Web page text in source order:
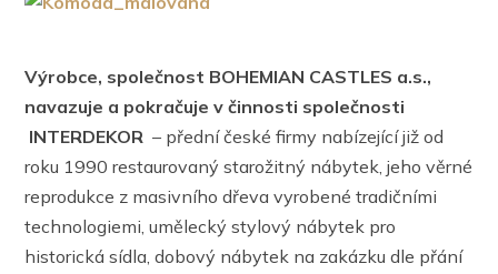
Výrobce, společnost BOHEMIAN CASTLES a.s.,
navazuje a pokračuje v činnosti společnosti
INTERDEKOR – přední české firmy nabízející již od
roku 1990 restaurovaný starožitný nábytek, jeho věrné
reprodukce z masivního dřeva vyrobené tradičními
technologiemi, umělecký stylový nábytek pro
historická sídla, dobový nábytek na zakázku dle přání